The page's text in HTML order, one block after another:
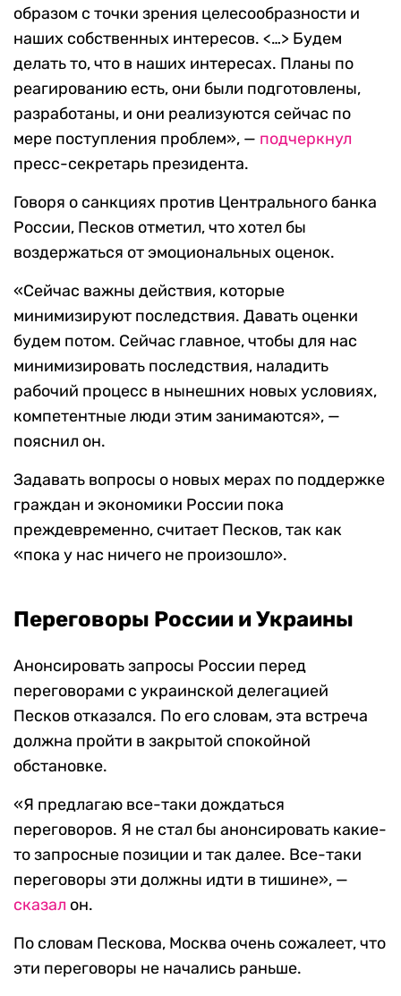
образом с точки зрения целесообразности и
наших собственных интересов. <…> Будем
делать то, что в наших интересах. Планы по
реагированию есть, они были подготовлены,
разработаны, и они реализуются сейчас по
мере поступления проблем», — подчеркнул
пресс-секретарь президента.
Говоря о санкциях против Центрального банка
России, Песков отметил, что хотел бы
воздержаться от эмоциональных оценок.
«Сейчас важны действия, которые
минимизируют последствия. Давать оценки
будем потом. Сейчас главное, чтобы для нас
минимизировать последствия, наладить
рабочий процесс в нынешних новых условиях,
компетентные люди этим занимаются», —
пояснил он.
Задавать вопросы о новых мерах по поддержке
граждан и экономики России пока
преждевременно, считает Песков, так как
«пока у нас ничего не произошло».
Переговоры России и Украины
Анонсировать запросы России перед
переговорами с украинской делегацией
Песков отказался. По его словам, эта встреча
должна пройти в закрытой спокойной
обстановке.
«Я предлагаю все-таки дождаться
переговоров. Я не стал бы анонсировать какие-
то запросные позиции и так далее. Все-таки
переговоры эти должны идти в тишине», —
сказал он.
По словам Пескова, Москва очень сожалеет, что
эти переговоры не начались раньше.